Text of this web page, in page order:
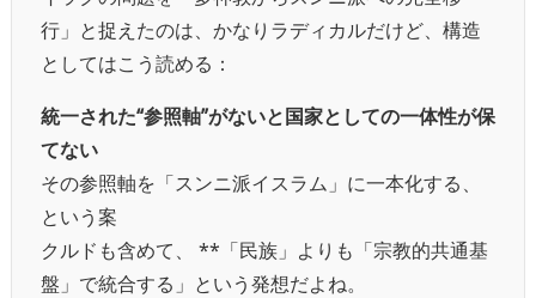
行」と捉えたのは、かなりラディカルだけど、構造
としてはこう読める：
統一された“参照軸”がないと国家としての一体性が保
てない
その参照軸を「スンニ派イスラム」に一本化する、
という案
クルドも含めて、 **「民族」よりも「宗教的共通基
盤」で統合する」という発想だよね。